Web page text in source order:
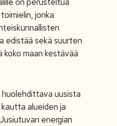
jonka
edistää sekä suurten
maan kestävää
huolehdittava uusista
alueiden ja
energian